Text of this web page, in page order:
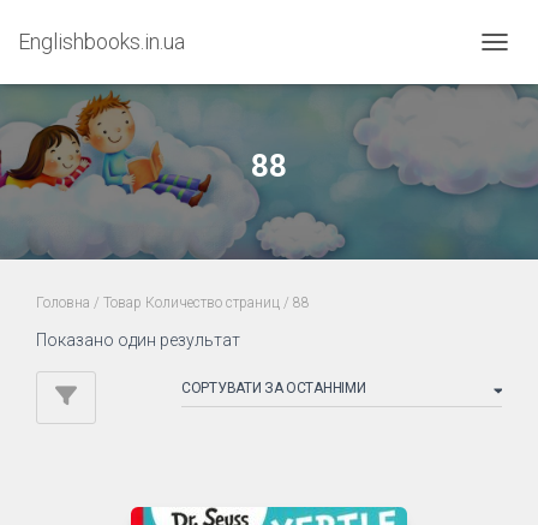
Englishbooks.in.ua
88
Головна / Товар Количество страниц / 88
Показано один результат